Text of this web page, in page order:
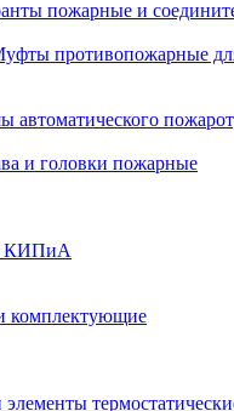
пожарные и
противопожарные
автоматического
и головки пожарные
КИПиА
комплектующие